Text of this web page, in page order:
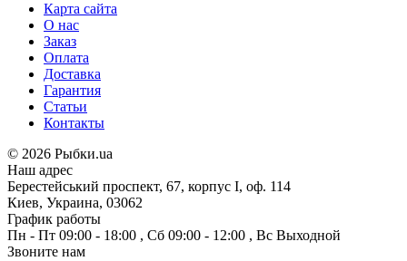
Карта сайта
О нас
Заказ
Оплата
Доставка
Гарантия
Статьи
Контакты
© 2026 Рыбки.ua
Наш адрес
Берестейський проспект, 67, корпус I, оф. 114
Киев, Украина, 03062
График работы
Пн - Пт 09:00 - 18:00 , Сб 09:00 - 12:00 , Вс Выходной
Звоните нам